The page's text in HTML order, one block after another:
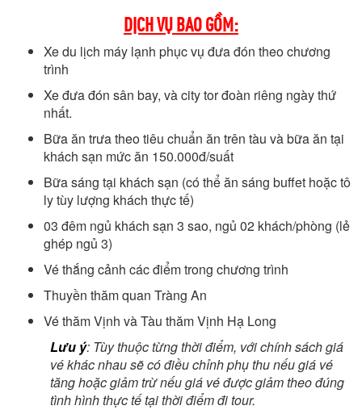
DỊCH VỤ BAO GỒM:
Xe du lịch máy lạnh phục vụ đưa đón theo chương
trình
Xe đưa đón sân bay, và city tor đoàn riêng ngày thứ
nhất.
Bữa ăn trưa theo tiêu chuẩn ăn trên tàu và bữa ăn tại
khách sạn mức ăn 150.000đ/suất
Bữa sáng tại khách sạn (có thể ăn sáng buffet hoặc tô
ly tùy lượng khách thực tế)
03 đêm ngủ khách sạn 3 sao, ngủ 02 khách/phòng (lẻ
ghép ngủ 3)
Vé thắng cảnh các điểm trong chương trình
Thuyền thăm quan Tràng An
Vé thăm Vịnh và Tàu thăm Vịnh Hạ Long
Lưu ý: Tùy thuộc từng thời điểm, với chính sách giá
vé khác nhau sẽ có điều chỉnh phụ thu nếu giá vé
tăng hoặc giảm trừ nếu giá vé được giảm theo đúng
tình hình thực tế tại thời điểm đi tour.